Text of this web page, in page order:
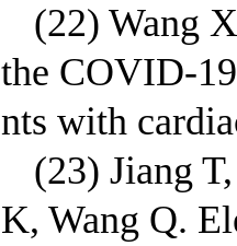
(22) Wang
the COVID-
nts with
(23) Jiang
K, Wang Q.